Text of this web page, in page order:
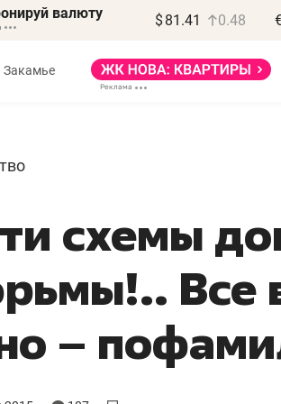
валюту $ 81.41 0.48
Закамье
схемы
Все
–
Василь Мазитов
МАРТ
«Не зная местных
правил, бизнес может
потерять минимум